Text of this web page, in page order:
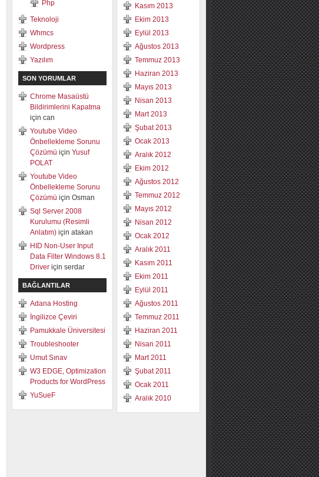
Php
Teknoloji
Whmcs
Wordpress
Yazılım
SON YORUMLAR
Chrome Masaüstü
Bildirimlerini Kapatma
için can
Youtube Video
Önbellekleme Sorunu
Çözümü için Yusuf
POLAT
Youtube Video
Önbellekleme Sorunu
Çözümü için Osman
Sql Server 2008
Kurulumu (Resimli
Anlatım) için atakan
HID Non-User Input
Data Filter Windows 8.1
Driver için serdar
BAĞLANTILAR
Adana Hosting
İngilizce Çeviri
Pamukkale Üniversitesi
Troubleshooter
Umut Sınav
W3 EDGE, Optimization
Products for WordPress
YuSueF
Kasım 2013
Ekim 2013
Eylül 2013
Ağustos 2013
Temmuz 2013
Haziran 2013
Mayıs 2013
Nisan 2013
Mart 2013
Şubat 2013
Ocak 2013
Aralık 2012
Ekim 2012
Ağustos 2012
Temmuz 2012
Mayıs 2012
Nisan 2012
Ocak 2012
Aralık 2011
Kasım 2011
Ekim 2011
Eylül 2011
Ağustos 2011
Temmuz 2011
Haziran 2011
Nisan 2011
Mart 2011
Şubat 2011
Ocak 2011
Aralık 2010